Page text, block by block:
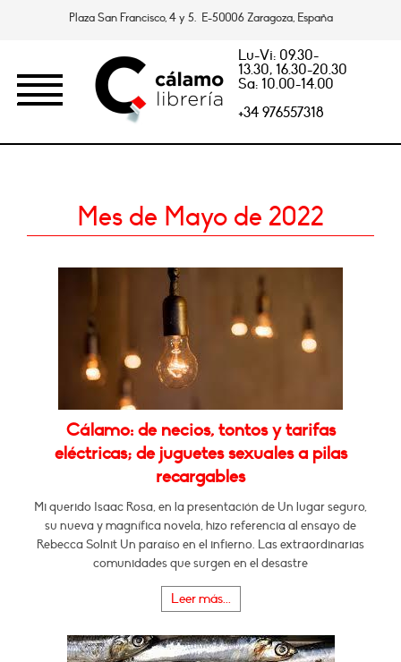
Plaza San Francisco, 4 y 5. E-50006 Zaragoza, España
Lu-Vi: 09.30-
13.30, 16.30-20.30
Sa: 10.00-14.00
+34 976557318
Mes de Mayo de 2022
Cálamo: de necios, tontos y tarifas
eléctricas; de juguetes sexuales a pilas
recargables
Mi querido Isaac Rosa, en la presentación de Un lugar seguro,
su nueva y magnífica novela, hizo referencia al ensayo de
Rebecca Solnit Un paraíso en el infierno. Las extraordinarias
comunidades que surgen en el desastre
Leer más...